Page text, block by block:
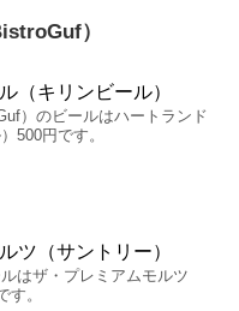
）
（キリンビール）
）のビールはハートランド
500円です。
ツ（サントリー）
はザ・プレミアムモルツ
す。